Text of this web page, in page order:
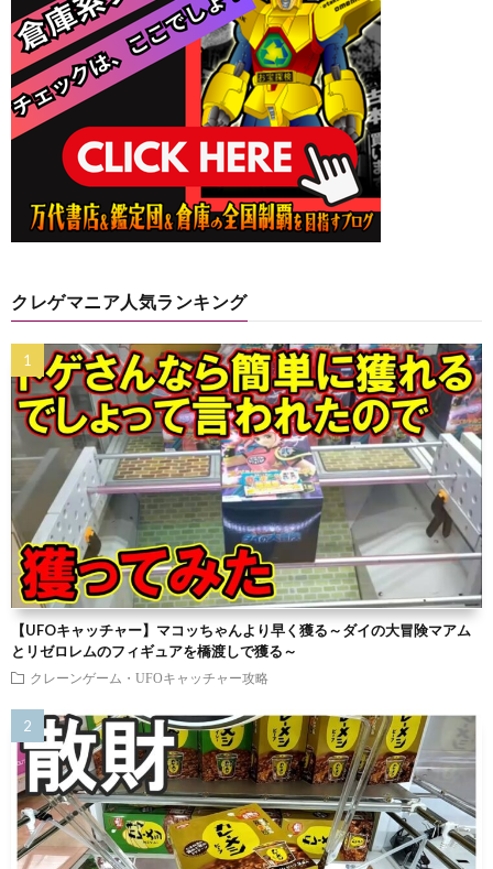
クレゲマニア人気ランキング
【UFOキャッチャー】マコッちゃんより早く獲る～ダイの大冒険マアム
とリゼロレムのフィギュアを橋渡しで獲る～
クレーンゲーム・UFOキャッチャー攻略